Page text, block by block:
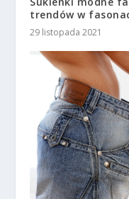
trendów w
29 listopada 2021